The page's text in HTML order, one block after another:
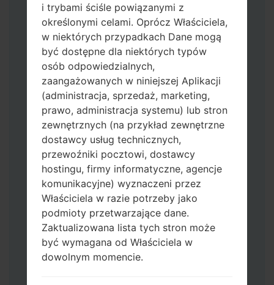
Pobierz na swój komputer najnowszą
wersjęOdin 3.
Następnie wyodrębnij plik
oprogramowania układowego.
Powinieneś otrzymać 1 plik (jeśli 1 plik
wybierz tutaj) lub 5 plików (jeśli 5 plików
wybierz tutaj):
AP: "System & Recovery"
CP: "Modem & Radio"
CSC_***: "Country & Region & Operator"
HOME_CSC_***: "Country & Region &
Operator"
Dodaj wszystkie pliki w Odin 3.
Jeśli chcesz wyczyścić pamięć flash użyj
i trybami ściśle powiązanymi z
określonymi celami. Oprócz Właściciela,
w niektórych przypadkach Dane mogą
być dostępne dla niektórych typów
osób odpowiedzialnych,
zaangażowanych w niniejszej Aplikacji
(administracja, sprzedaż, marketing,
prawo, administracja systemu) lub stron
zewnętrznych (na przykład zewnętrzne
dostawcy usług technicznych,
przewoźniki pocztowi, dostawcy
hostingu, firmy informatyczne, agencje
komunikacyjne) wyznaczeni przez
Właściciela w razie potrzeby jako
podmioty przetwarzające dane.
Zaktualizowana lista tych stron może
być wymagana od Właściciela w
dowolnym momencie.